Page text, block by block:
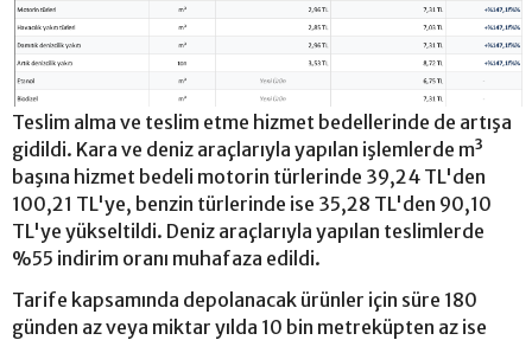
Teslim alma ve teslim etme hizmet bedellerinde de artışa
gidildi. Kara ve deniz araçlarıyla yapılan işlemlerde m³
başına hizmet bedeli motorin türlerinde 39,24 TL'den
100,21 TL'ye, benzin türlerinde ise 35,28 TL'den 90,10
TL'ye yükseltildi. Deniz araçlarıyla yapılan teslimlerde
%55 indirim oranı muhafaza edildi.
Tarife kapsamında depolanacak ürünler için süre 180
günden az veya miktar yılda 10 bin metreküpten az ise